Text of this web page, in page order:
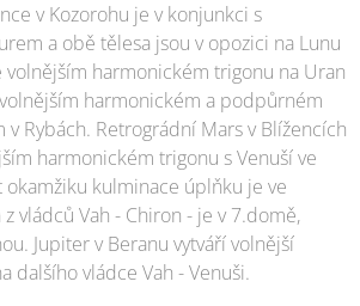
v Kozorohu je v konjunkci s
a obě tělesa jsou v opozici na Lunu
volnějším harmonickém trigonu na Uran
harmonickém a podpůrném
Rybách. Retrográdní Mars v Blížencích
harmonickém trigonu s Venuší ve
kulminace úplňku je ve
vládců Vah - Chiron - je v 7.domě,
Jupiter v Beranu vytváří volnější
dalšího vládce Vah - Venuši.